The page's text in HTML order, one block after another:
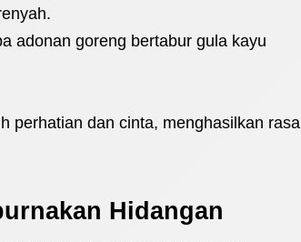
adonan goreng bertabur gula kayu
perhatian dan cinta, menghasilkan rasa
Hidangan